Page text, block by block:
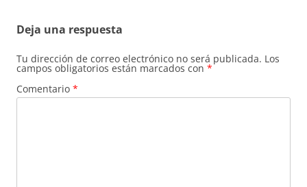
Deja una respuesta
Tu dirección de correo electrónico no será publicada. Los
campos obligatorios están marcados con *
Comentario *